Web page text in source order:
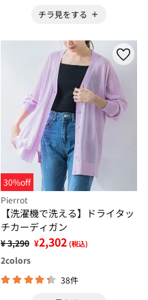
チラ見をする
30%off
Pierrot
【洗濯機で洗える】ドライタッ
チカーディガン
¥ 3,290 ¥2,302 (税込)
2colors
38件